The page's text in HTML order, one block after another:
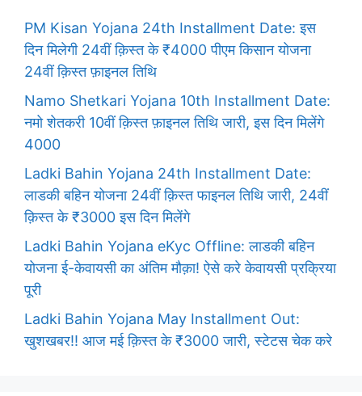
PM Kisan Yojana 24th Installment Date: इस
दिन मिलेगी 24वीं क़िस्त के ₹4000 पीएम किसान योजना
24वीं क़िस्त फ़ाइनल तिथि
Namo Shetkari Yojana 10th Installment Date:
नमो शेतकरी 10वीं क़िस्त फ़ाइनल तिथि जारी, इस दिन मिलेंगे
4000
Ladki Bahin Yojana 24th Installment Date:
लाडकी बहिन योजना 24वीं क़िस्त फाइनल तिथि जारी, 24वीं
क़िस्त के ₹3000 इस दिन मिलेंगे
Ladki Bahin Yojana eKyc Offline: लाडकी बहिन
योजना ई-केवायसी का अंतिम मौक़ा! ऐसे करे केवायसी प्रक्रिया
पूरी
Ladki Bahin Yojana May Installment Out:
खुशखबर!! आज मई क़िस्त के ₹3000 जारी, स्टेटस चेक करे